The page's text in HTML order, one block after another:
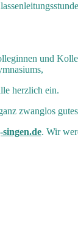
und
herzlich ein.
zwanglos
. Wir